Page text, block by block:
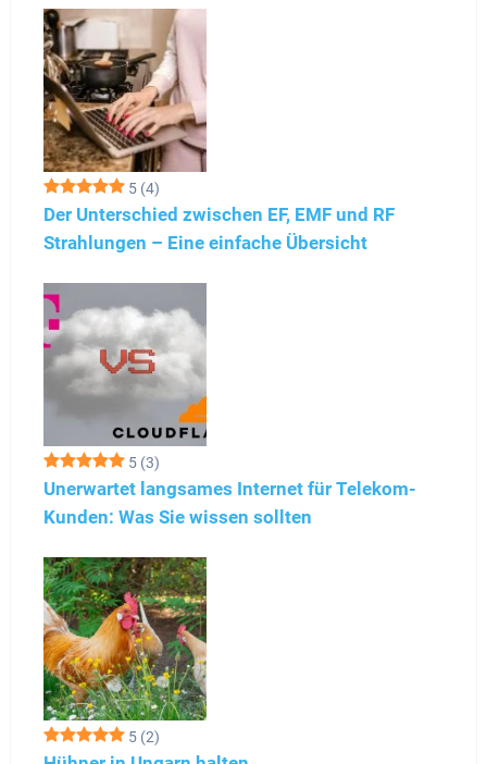
5 (4)
Der Unterschied zwischen EF, EMF und RF
Strahlungen – Eine einfache Übersicht
5 (3)
Unerwartet langsames Internet für Telekom-
Kunden: Was Sie wissen sollten
5 (2)